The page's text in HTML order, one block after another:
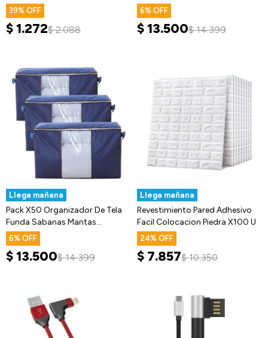
39
$ 1.272$ 2.088
Acolchados
6
$ 13.500$ 14.399
Llega mañana
Pack X50 Organizador De Tela
Funda Sabanas Mantas
Acolchados
6
$ 13.500$ 14.399
Llega mañana
Revestimiento Pared Adhesivo
Facil Colocacion Piedra X100 U
24
$ 7.857$ 10.350